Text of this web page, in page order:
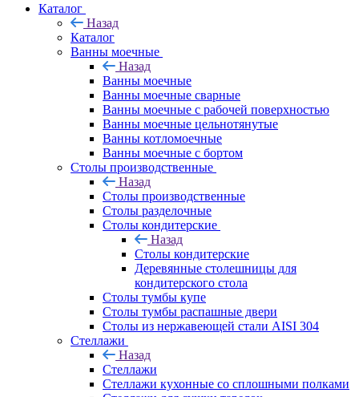
Каталог
Назад
Каталог
Ванны моечные
Назад
Ванны моечные
Ванны моечные сварные
Ванны моечные с рабочей поверхностью
Ванны моечные цельнотянутые
Ванны котломоечные
Ванны моечные с бортом
Столы производственные
Назад
Столы производственные
Столы разделочные
Столы кондитерские
Назад
Столы кондитерские
Деревянные столешницы для
кондитерского стола
Столы тумбы купе
Столы тумбы распашные двери
Столы из нержавеющей стали AISI 304
Стеллажи
Назад
Стеллажи
Стеллажи кухонные со сплошными полками